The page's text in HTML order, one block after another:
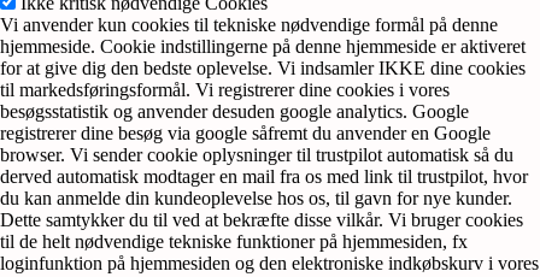
Vi anvender kun cookies til tekniske nødvendige formål på denne
hjemmeside. Cookie indstillingerne på denne hjemmeside er aktiveret
for at give dig den bedste oplevelse. Vi indsamler IKKE dine cookies
til markedsføringsformål. Vi registrerer dine cookies i vores
besøgsstatistik og anvender desuden google analytics. Google
registrerer dine besøg via google såfremt du anvender en Google
browser. Vi sender cookie oplysninger til trustpilot automatisk så du
derved automatisk modtager en mail fra os med link til trustpilot, hvor
du kan anmelde din kundeoplevelse hos os, til gavn for nye kunder.
Dette samtykker du til ved at bekræfte disse vilkår. Vi bruger cookies
til de helt nødvendige tekniske funktioner på hjemmesiden, fx
loginfunktion på hjemmesiden og den elektroniske indkøbskurv i vores